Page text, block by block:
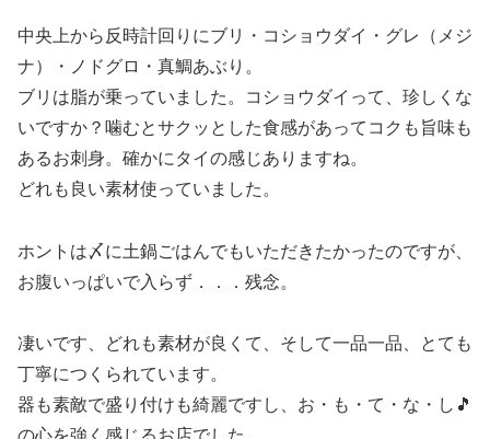
中央上から反時計回りにブリ・コショウダイ・グレ（メジ
ナ）・ノドグロ・真鯛あぶり。
ブリは脂が乗っていました。コショウダイって、珍しくな
いですか？噛むとサクッとした食感があってコクも旨味も
あるお刺身。確かにタイの感じありますね。
どれも良い素材使っていました。
ホントは〆に土鍋ごはんでもいただきたかったのですが、
お腹いっぱいで入らず．．．残念。
凄いです、どれも素材が良くて、そして一品一品、とても
丁寧につくられています。
器も素敵で盛り付けも綺麗ですし、お・も・て・な・し🎵